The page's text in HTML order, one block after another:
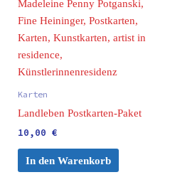
Karten
Landleben Postkarten-Paket
10,00 €
In den Warenkorb